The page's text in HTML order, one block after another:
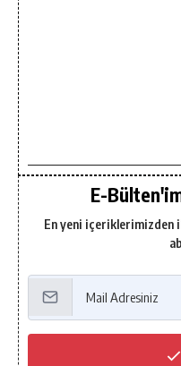
E-
En yeni içeriklerimizden